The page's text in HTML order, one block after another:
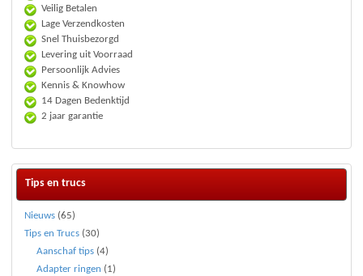
Veilig Betalen
Lage Verzendkosten
Snel Thuisbezorgd
Levering uit Voorraad
Persoonlijk Advies
Kennis & Knowhow
14 Dagen Bedenktijd
2 jaar garantie
Tips en trucs
Nieuws (65)
Tips en Trucs (30)
Aanschaf tips (4)
Adapter ringen (1)